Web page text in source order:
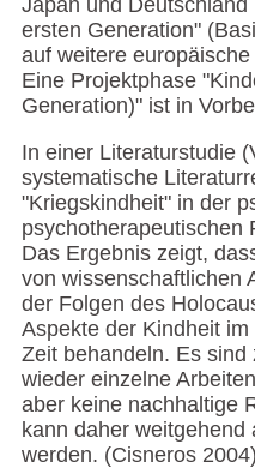
Japan und
ersten Generation"
auf weitere
Eine Projektphase
Generation)" ist in
In einer Literaturstudie
systematische
"Kriegskindheit" in der
psychotherapeutischen
Das Ergebnis zeigt,
von wissenschaftlichen
der Folgen des
Aspekte der Kindheit
Zeit behandeln. Es
wieder einzelne
aber keine nachhaltige
kann daher
werden. (Cisneros 2004)